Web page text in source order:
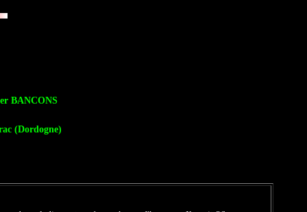
BANCONS
(Dordogne)